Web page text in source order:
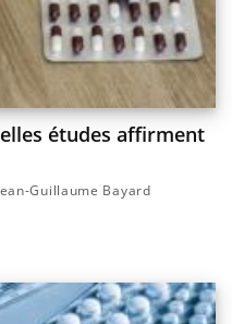
études affirment
Guillaume Bayard